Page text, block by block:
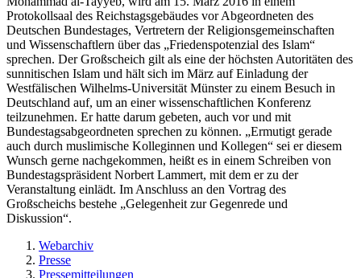
Protokollsaal des Reichstagsgebäudes vor Abgeordneten des
Deutschen Bundestages, Vertretern der Religionsgemeinschaften
und Wissenschaftlern über das „Friedenspotenzial des Islam“
sprechen. Der Großscheich gilt als eine der höchsten Autoritäten des
sunnitischen Islam und hält sich im März auf Einladung der
Westfälischen Wilhelms-Universität Münster zu einem Besuch in
Deutschland auf, um an einer wissenschaftlichen Konferenz
teilzunehmen. Er hatte darum gebeten, auch vor und mit
Bundestagsabgeordneten sprechen zu können. „Ermutigt gerade
auch durch muslimische Kolleginnen und Kollegen“ sei er diesem
Wunsch gerne nachgekommen, heißt es in einem Schreiben von
Bundestagspräsident Norbert Lammert, mit dem er zu der
Veranstaltung einlädt. Im Anschluss an den Vortrag des
Großscheichs bestehe „Gelegenheit zur Gegenrede und
Diskussion“.
Webarchiv
Presse
Pressemitteilungen